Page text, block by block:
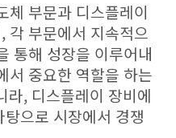
체 부문과 디스플레이
각 부문에서 지속적으
통해 성장을 이루어내
서 중요한 역할을 하는
라, 디스플레이 장비에
으로 시장에서 경쟁